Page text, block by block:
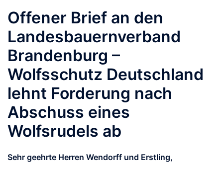
Offener Brief an den
Landesbauernverband
Brandenburg –
Wolfsschutz Deutschland
lehnt Forderung nach
Abschuss eines
Wolfsrudels ab
Sehr geehrte Herren Wendorff und Erstling,